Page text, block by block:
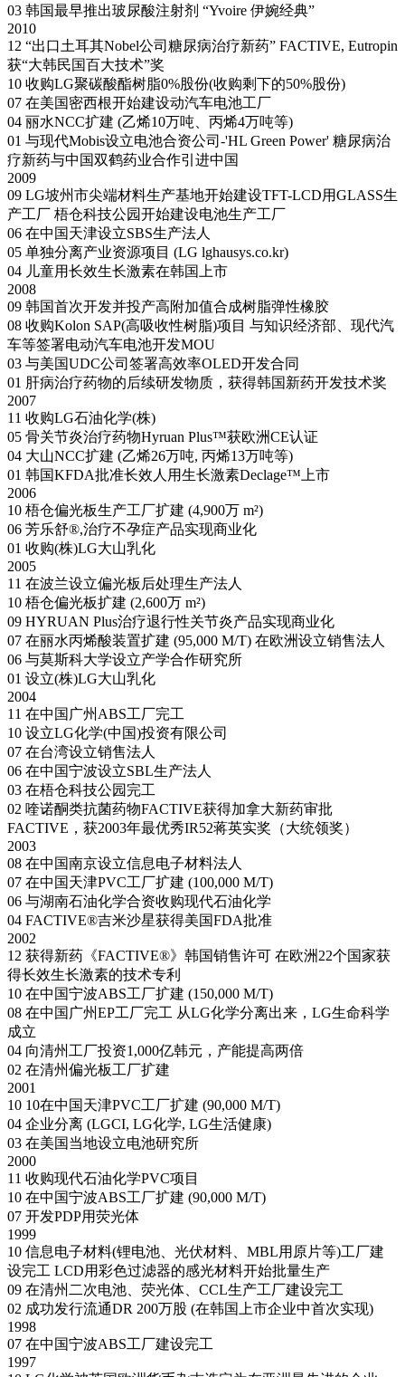
03 韩国最早推出玻尿酸注射剂 “Yvoire 伊婉经典”
2010
12 “出口土耳其Nobel公司糖尿病治疗新药” FACTIVE, Eutropin
获“大韩民国百大技术”奖
10 收购LG聚碳酸酯树脂0%股份(收购剩下的50%股份)
07 在美国密西根开始建设动汽车电池工厂
04 丽水NCC扩建 (乙烯10万吨、丙烯4万吨等)
01 与现代Mobis设立电池合资公司-'HL Green Power' 糖尿病治
疗新药与中国双鹤药业合作引进中国
2009
09 LG坡州市尖端材料生产基地开始建设TFT-LCD用GLASS生
产工厂 梧仓科技公园开始建设电池生产工厂
06 在中国天津设立SBS生产法人
05 单独分离产业资源项目 (LG lghausys.co.kr)
04 儿童用长效生长激素在韩国上市
2008
09 韩国首次开发并投产高附加值合成树脂弹性橡胶
08 收购Kolon SAP(高吸收性树脂)项目 与知识经济部、现代汽
车等签署电动汽车电池开发MOU
03 与美国UDC公司签署高效率OLED开发合同
01 肝病治疗药物的后续研发物质，获得韩国新药开发技术奖
2007
11 收购LG石油化学(株)
05 骨关节炎治疗药物Hyruan Plus™获欧洲CE认证
04 大山NCC扩建 (乙烯26万吨, 丙烯13万吨等)
01 韩国KFDA批准长效人用生长激素Declage™上市
2006
10 梧仓偏光板生产工厂扩建 (4,900万 m²)
06 芳乐舒®,治疗不孕症产品实现商业化
01 收购(株)LG大山乳化
2005
11 在波兰设立偏光板后处理生产法人
10 梧仓偏光板扩建 (2,600万 m²)
09 HYRUAN Plus治疗退行性关节炎产品实现商业化
07 在丽水丙烯酸装置扩建 (95,000 M/T) 在欧洲设立销售法人
06 与莫斯科大学设立产学合作研究所
01 设立(株)LG大山乳化
2004
11 在中国广州ABS工厂完工
10 设立LG化学(中国)投资有限公司
07 在台湾设立销售法人
06 在中国宁波设立SBL生产法人
03 在梧仓科技公园完工
02 喹诺酮类抗菌药物FACTIVE获得加拿大新药审批
FACTIVE，获2003年最优秀IR52蒋英实奖（大统领奖）
2003
08 在中国南京设立信息电子材料法人
07 在中国天津PVC工厂扩建 (100,000 M/T)
06 与湖南石油化学合资收购现代石油化学
04 FACTIVE®吉米沙星获得美国FDA批准
2002
12 获得新药《FACTIVE®》韩国销售许可 在欧洲22个国家获
得长效生长激素的技术专利
10 在中国宁波ABS工厂扩建 (150,000 M/T)
08 在中国广州EP工厂完工 从LG化学分离出来，LG生命科学
成立
04 向清州工厂投资1,000亿韩元，产能提高两倍
02 在清州偏光板工厂扩建
2001
10 10在中国天津PVC工厂扩建 (90,000 M/T)
04 企业分离 (LGCI, LG化学, LG生活健康)
03 在美国当地设立电池研究所
2000
11 收购现代石油化学PVC项目
10 在中国宁波ABS工厂扩建 (90,000 M/T)
07 开发PDP用荧光体
1999
10 信息电子材料(锂电池、光伏材料、MBL用原片等)工厂建
设完工 LCD用彩色过滤器的感光材料开始批量生产
09 在清州二次电池、荧光体、CCL生产工厂建设完工
02 成功发行流通DR 200万股 (在韩国上市企业中首次实现)
1998
07 在中国宁波ABS工厂建设完工
1997